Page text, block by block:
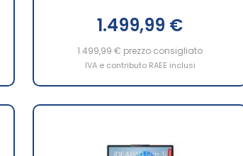
1.499,99 €
1.499,99 € prezzo consigliato
IVA e contributo RAEE inclusi